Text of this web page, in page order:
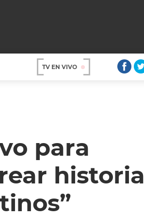
TV EN VIVO
para
historia